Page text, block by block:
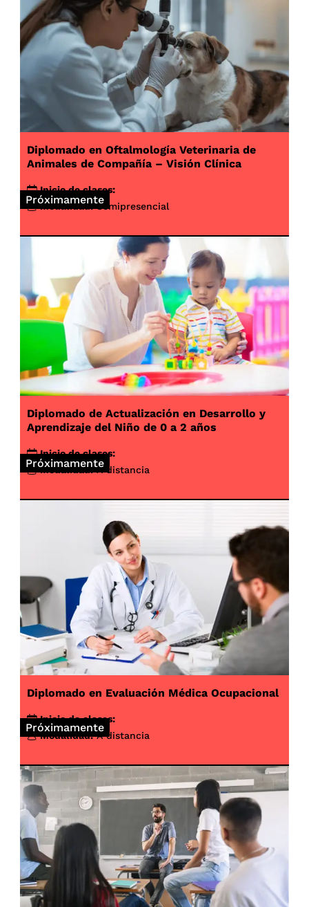
Próximamente
Diplomado en Oftalmología Veterinaria de
Animales de Compañía – Visión Clínica
Inicio de clases:
Modalidad: Semipresencial
Próximamente
Diplomado de Actualización en Desarrollo y
Aprendizaje del Niño de 0 a 2 años
Inicio de clases:
Modalidad: A distancia
Próximamente
Diplomado en Evaluación Médica Ocupacional
Inicio de clases:
Modalidad: A distancia